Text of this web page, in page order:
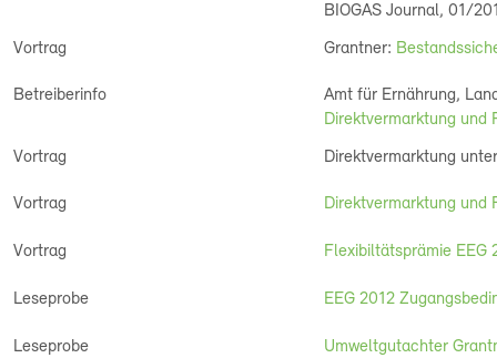
BIOGAS Journal, 01/
Vortrag Grantner:
Betreiberinfo
Amt für Ernährung,
Direktvermarktung und
Vortrag Direktvermarktung
Vortrag Direktvermarktung und
Vortrag Flexibiltätsprämie EEG
Leseprobe EEG 2012
Leseprobe
Umweltgutachter